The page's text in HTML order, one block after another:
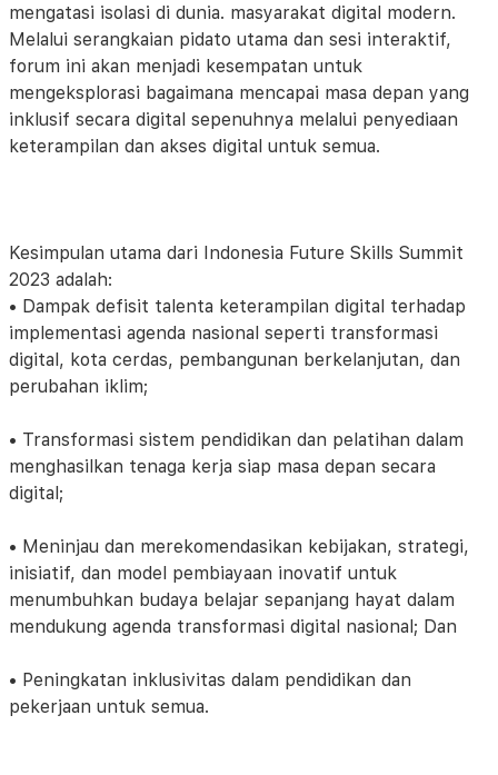
mengatasi isolasi di dunia. masyarakat digital modern.
Melalui serangkaian pidato utama dan sesi interaktif,
forum ini akan menjadi kesempatan untuk
mengeksplorasi bagaimana mencapai masa depan yang
inklusif secara digital sepenuhnya melalui penyediaan
keterampilan dan akses digital untuk semua.
Kesimpulan utama dari Indonesia Future Skills Summit
2023 adalah:
• Dampak defisit talenta keterampilan digital terhadap
implementasi agenda nasional seperti transformasi
digital, kota cerdas, pembangunan berkelanjutan, dan
perubahan iklim;
• Transformasi sistem pendidikan dan pelatihan dalam
menghasilkan tenaga kerja siap masa depan secara
digital;
• Meninjau dan merekomendasikan kebijakan, strategi,
inisiatif, dan model pembiayaan inovatif untuk
menumbuhkan budaya belajar sepanjang hayat dalam
mendukung agenda transformasi digital nasional; Dan
• Peningkatan inklusivitas dalam pendidikan dan
pekerjaan untuk semua.